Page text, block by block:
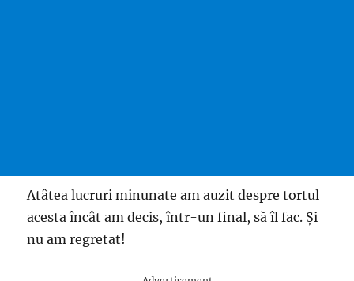
Atâtea lucruri minunate am auzit despre tortul
acesta încât am decis, într-un final, să îl fac. Și
nu am regretat!